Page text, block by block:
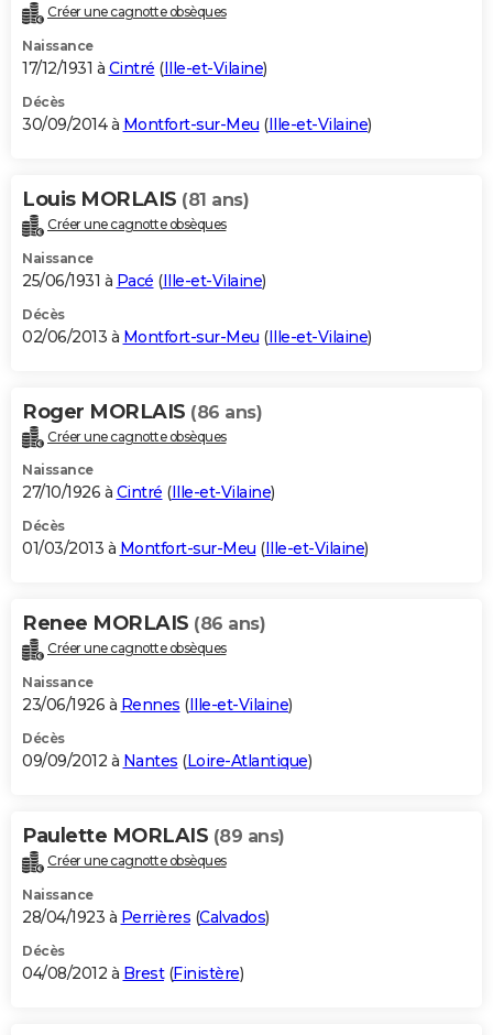
Créer une cagnotte obsèques
Naissance
17/12/1931 à Cintré (Ille-et-Vilaine)
Décès
30/09/2014 à Montfort-sur-Meu (Ille-et-Vilaine)
Louis MORLAIS (81 ans)
Créer une cagnotte obsèques
Naissance
25/06/1931 à Pacé (Ille-et-Vilaine)
Décès
02/06/2013 à Montfort-sur-Meu (Ille-et-Vilaine)
Roger MORLAIS (86 ans)
Créer une cagnotte obsèques
Naissance
27/10/1926 à Cintré (Ille-et-Vilaine)
Décès
01/03/2013 à Montfort-sur-Meu (Ille-et-Vilaine)
Renee MORLAIS (86 ans)
Créer une cagnotte obsèques
Naissance
23/06/1926 à Rennes (Ille-et-Vilaine)
Décès
09/09/2012 à Nantes (Loire-Atlantique)
Paulette MORLAIS (89 ans)
Créer une cagnotte obsèques
Naissance
28/04/1923 à Perrières (Calvados)
Décès
04/08/2012 à Brest(Finistère)